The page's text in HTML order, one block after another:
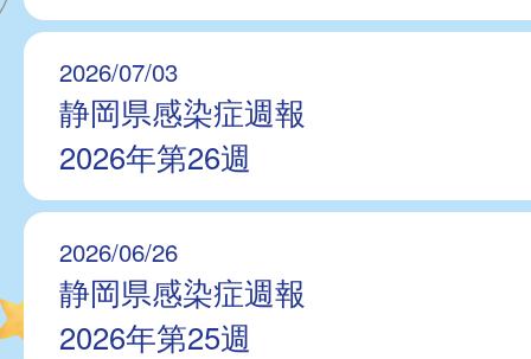
2026/07/03
静岡県感染症週報
2026年第26週
2026/06/26
静岡県感染症週報
2026年第25週